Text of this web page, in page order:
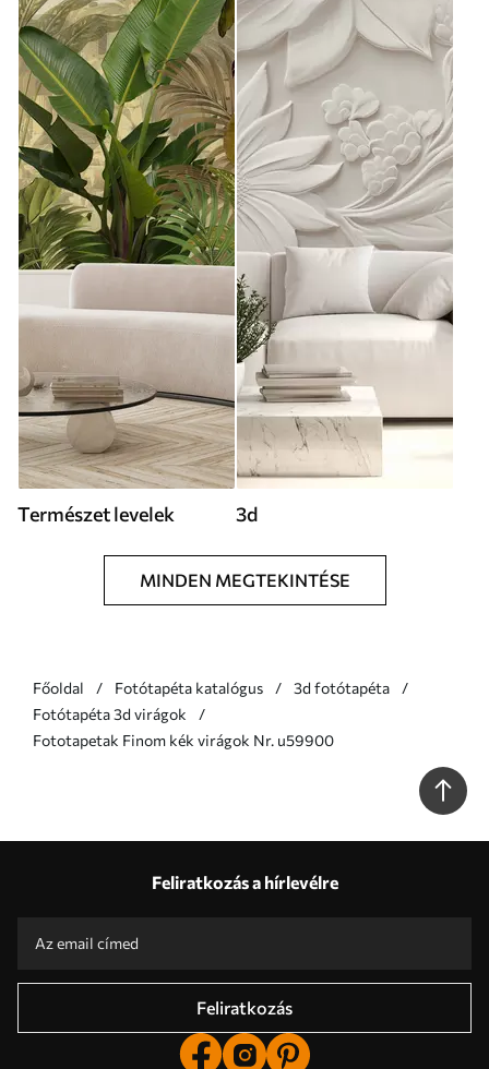
Természet levelek 3d
MINDEN MEGTEKINTÉSE
Főoldal Fotótapéta katalógus
3d fotótapéta
Fotótapéta 3d virágok
Fototapetak Finom kék virágok Nr. u59900
Feliratkozás a hírlevélre
Feliratkozás